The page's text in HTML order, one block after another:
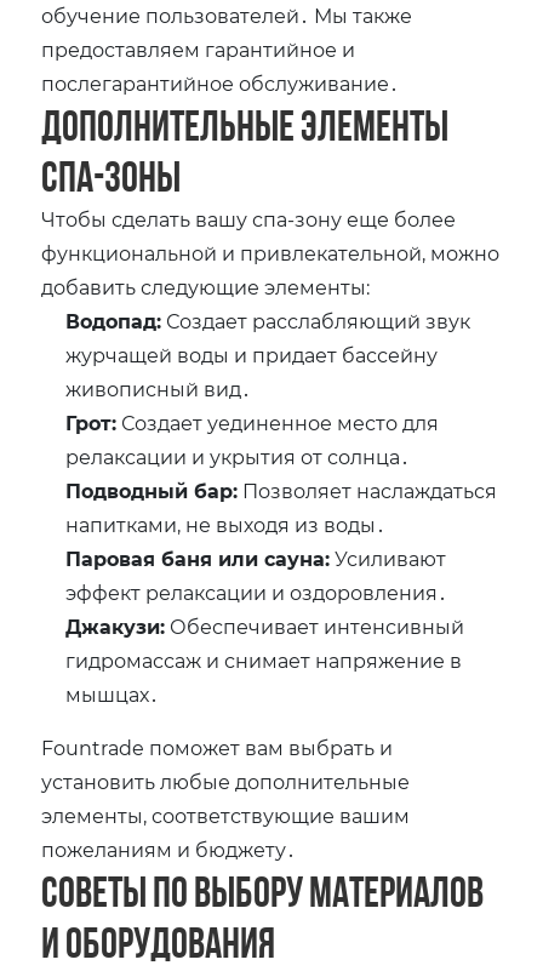
обучение пользователей․ Мы также
предоставляем гарантийное и
послегарантийное обслуживание․
Дополнительные элементы
спа-зоны
Чтобы сделать вашу спа-зону еще более
функциональной и привлекательной, можно
добавить следующие элементы:
Водопад: Создает расслабляющий звук
журчащей воды и придает бассейну
живописный вид․
Грот: Создает уединенное место для
релаксации и укрытия от солнца․
Подводный бар: Позволяет наслаждаться
напитками, не выходя из воды․
Паровая баня или сауна:Усиливают
эффект релаксации и оздоровления․
Джакузи: Обеспечивает интенсивный
гидромассаж и снимает напряжение в
мышцах․
Fountrade поможет вам выбрать и
установить любые дополнительные
элементы, соответствующие вашим
пожеланиям и бюджету․
Советы по выбору материалов
и оборудования